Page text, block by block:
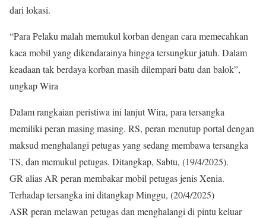
dari lokasi.
“Para Pelaku malah memukul korban dengan cara memecahkan
kaca mobil yang dikendarainya hingga tersungkur jatuh. Dalam
keadaan tak berdaya korban masih dilempari batu dan balok”,
ungkap Wira
Dalam rangkaian peristiwa ini lanjut Wira, para tersangka
memiliki peran masing masing. RS, peran menutup portal dengan
maksud menghalangi petugas yang sedang membawa tersangka
TS, dan memukul petugas. Ditangkap, Sabtu, (19/4/2025).
GR alias AR peran membakar mobil petugas jenis Xenia.
Terhadap tersangka ini ditangkap Minggu, (20/4/2025)
ASR peran melawan petugas dan menghalangi di pintu keluar